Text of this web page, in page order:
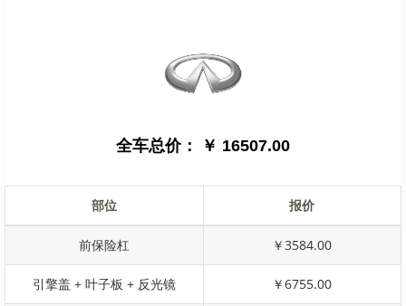
全车总价： ￥ 16507.00
部位 报价
前保险杠 ￥3584.00
引擎盖 + 叶子板 + 反光镜 ￥6755.00